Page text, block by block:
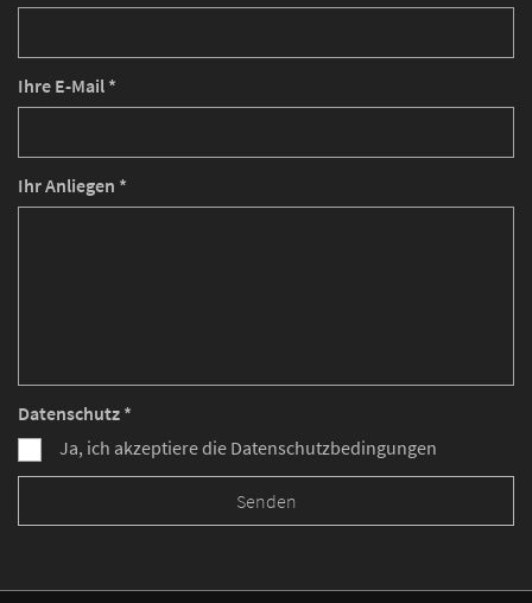
Ihre E-Mail *
Ihr Anliegen *
Datenschutz *
Ja, ich akzeptiere die Datenschutzbedingungen